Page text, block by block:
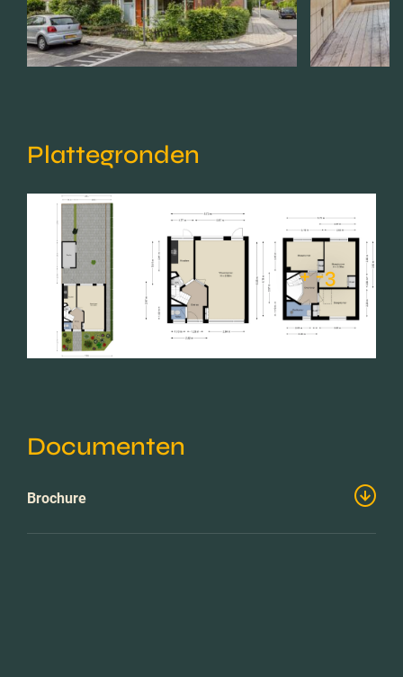
Plattegronden
+ -3
Documenten
Brochure